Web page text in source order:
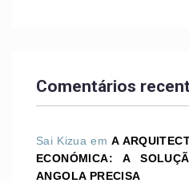
Comentários
Sai Kizua emA
ECONÓMICA: A
ANGOLA PRECISA